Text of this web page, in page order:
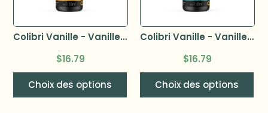
Colibri Vanille - Vanille de Madagascar
$16.79
Choix des options
Colibri Vanille - Vanille Papoue
$16.79
Choix des options